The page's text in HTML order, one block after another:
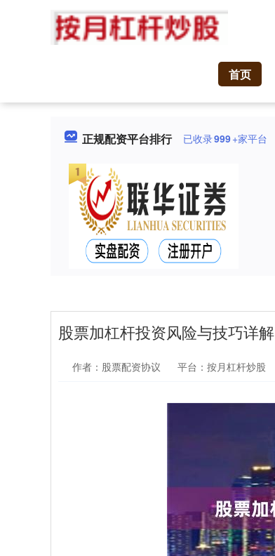
首页
正规配资平台排行 已收录999+家平台
股票加杠杆投资风险与技巧详解
作者：股票配资协议 平台：按月杠杆炒股